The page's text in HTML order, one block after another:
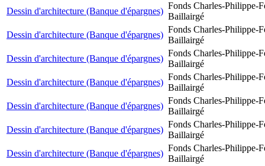
Dessin d'architecture (Banque d'épargnes)
Fonds Charles-Philippe-
Baillairgé
Dessin d'architecture (Banque d'épargnes)
Fonds Charles-Philippe-
Baillairgé
Dessin d'architecture (Banque d'épargnes)
Fonds Charles-Philippe-
Baillairgé
Dessin d'architecture (Banque d'épargnes)
Fonds Charles-Philippe-
Baillairgé
Dessin d'architecture (Banque d'épargnes)
Fonds Charles-Philippe-
Baillairgé
Dessin d'architecture (Banque d'épargnes)
Fonds Charles-Philippe-
Baillairgé
Dessin d'architecture (Banque d'épargnes)
Fonds Charles-Philippe-
Baillairgé